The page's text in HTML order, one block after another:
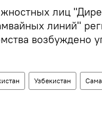
лиц
линий"
возбуждено
Узбекистан